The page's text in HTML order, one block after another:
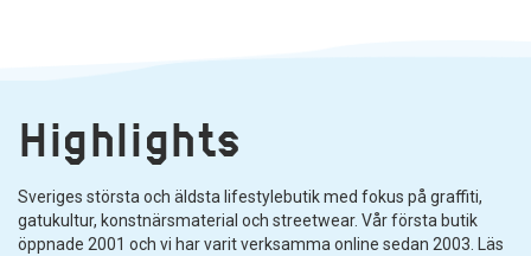
Highlights
Sveriges största och äldsta lifestylebutik med fokus på graffiti,
gatukultur, konstnärsmaterial och streetwear. Vår första butik
öppnade 2001 och vi har varit verksamma online sedan 2003. Läs